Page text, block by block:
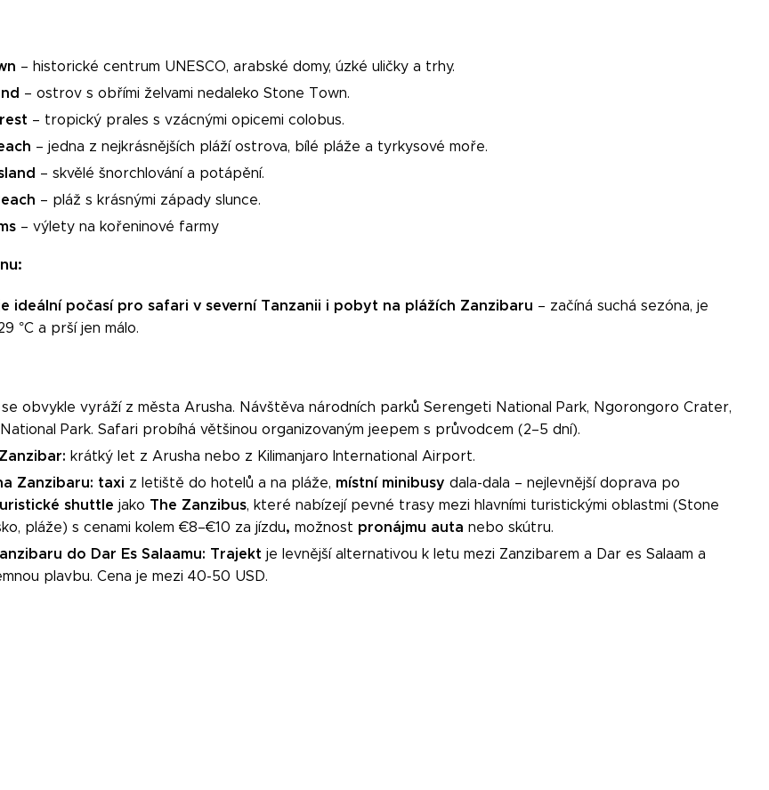
– historické centrum UNESCO, arabské domy, úzké uličky a trhy.
– ostrov s obřími želvami nedaleko Stone Town.
– tropický prales s vzácnými opicemi colobus.
– jedna z nejkrásnějších pláží ostrova, bílé pláže a tyrkysové moře.
– skvělé šnorchlování a potápění.
– pláž s krásnými západy slunce.
– výlety na kořeninové farmy
ideální počasí pro safari v severní Tanzanii i pobyt na plážích Zanzibaru – začíná suchá sezóna, je
°C a prší jen málo.
se obvykle vyráží z města Arusha. Návštěva národních parků Serengeti National Park, Ngorongoro Crater,
Park. Safari probíhá většinou organizovaným jeepem s průvodcem (2–5 dní).
krátký let z Arusha nebo z Kilimanjaro International Airport.
Zanzibaru: taxi z letiště do hotelů a na pláže, místní minibusy dala-dala – nejlevnější doprava po
shuttle jako The Zanzibus, které nabízejí pevné trasy mezi hlavními turistickými oblastmi (Stone
pláže) s cenami kolem €8–€10 za jízdu, možnost pronájmu auta nebo skútru.
do Dar Es Salaamu: Trajekt je levnější alternativou k letu mezi Zanzibarem a Dar es Salaam a
plavbu. Cena je mezi 40-50 USD.